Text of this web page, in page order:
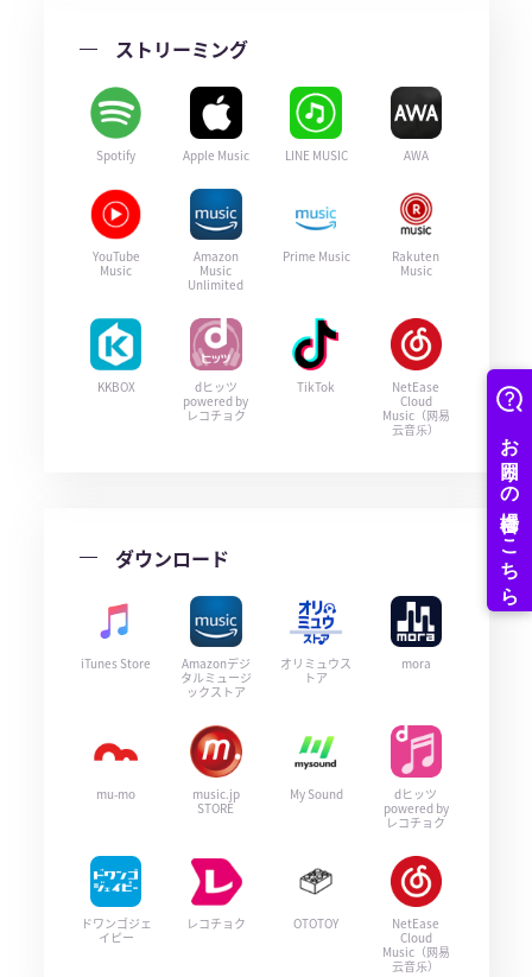
ストリーミング
Spotify Apple Music LINE MUSIC AWA
YouTube
Music
Amazon
Music
Unlimited
Prime Music
Rakuten
Music
KKBOX
dヒッツ
powered by
レコチョク
TikTok
NetEase
Cloud
Music（网易
云音乐）
ダウンロード
iTunes Store
Amazonデジ
タルミュージ
ックストア
オリミュウス
トア
mora
mu-mo
music.jp
STORE
My Sound
dヒッツ
powered by
レコチョク
ドワンゴジェ
イピー
レコチョク OTOTOY
NetEase
Cloud
Music（网易
云音乐）